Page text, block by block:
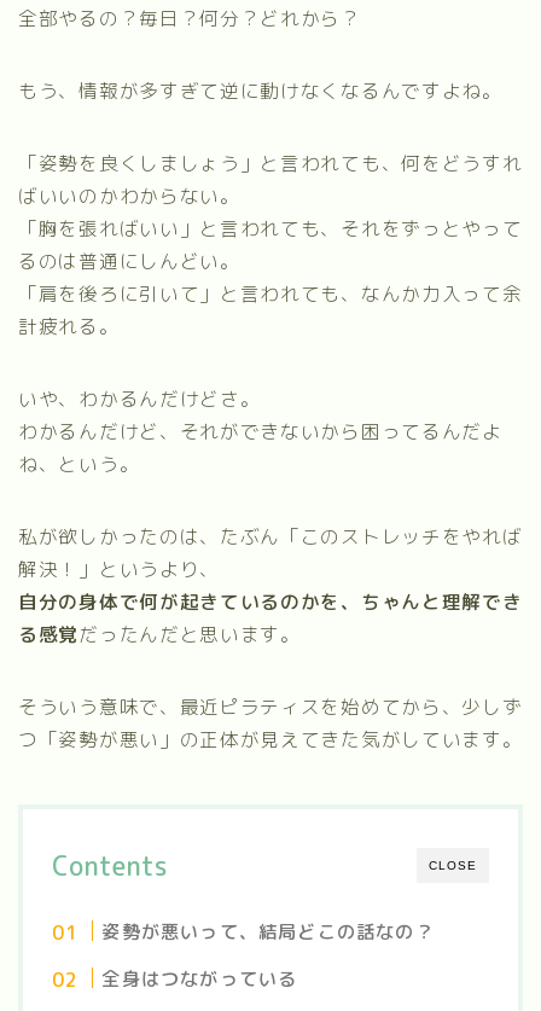
全部やるの？毎日？何分？どれから？
もう、情報が多すぎて逆に動けなくなるんですよね。
「姿勢を良くしましょう」と言われても、何をどうすれ
ばいいのかわからない。
「胸を張ればいい」と言われても、それをずっとやって
るのは普通にしんどい。
「肩を後ろに引いて」と言われても、なんか力入って余
計疲れる。
いや、わかるんだけどさ。
わかるんだけど、それができないから困ってるんだよ
ね、という。
私が欲しかったのは、たぶん「このストレッチをやれば
解決！」というより、
自分の身体で何が起きているのかを、ちゃんと理解でき
る感覚だったんだと思います。
そういう意味で、最近ピラティスを始めてから、少しず
つ「姿勢が悪い」の正体が見えてきた気がしています。
CLOSE
Contents
姿勢が悪いって、結局どこの話なの？
全身はつながっている